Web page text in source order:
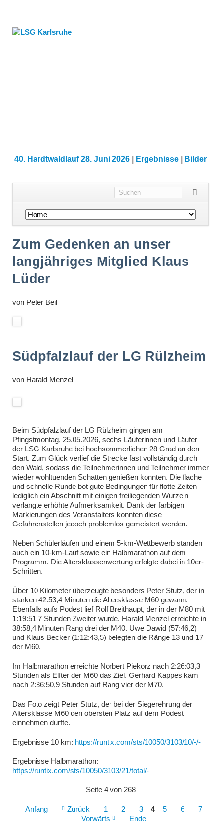
40. Hardtwaldlauf 28. Juni 2026 Ergebnisse Bilder
Navigation
Zum Gedenken an unser
langjähriges Mitglied Klaus
Lüder
von Peter Beil
Südpfalzlauf der LG Rülzheim
von Harald Menzel
Beim Südpfalzlauf der LG Rülzheim gingen am
Pfingstmontag, 25.05.2026, sechs Läuferinnen und Läufer
der LSG Karlsruhe bei hochsommerlichen 28 Grad an den
Start. Zum Glück verlief die Strecke fast vollständig durch
den Wald, sodass die Teilnehmerinnen und Teilnehmer immer
wieder wohltuenden Schatten genießen konnten. Die flache
und schnelle Runde bot gute Bedingungen für flotte Zeiten –
lediglich ein Abschnitt mit einigen freiliegenden Wurzeln
verlangte erhöhte Aufmerksamkeit. Dank der farbigen
Markierungen des Veranstalters konnten diese
Gefahrenstellen jedoch problemlos gemeistert werden.
Neben Schülerläufen und einem 5-km-Wettbewerb standen
auch ein 10-km-Lauf sowie ein Halbmarathon auf dem
Programm. Die Altersklassenwertung erfolgte dabei in 10er-
Schritten.
Über 10 Kilometer überzeugte besonders Peter Stutz, der in
starken 42:53,4 Minuten die Altersklasse M60 gewann.
Ebenfalls aufs Podest lief Rolf Breithaupt, der in der M80 mit
1:19:51,7 Stunden Zweiter wurde. Harald Menzel erreichte in
38:58,4 Minuten Rang drei der M40. Uwe Dawid (57:46,2)
und Klaus Becker (1:12:43,5) belegten die Ränge 13 und 17
der M60.
Im Halbmarathon erreichte Norbert Piekorz nach 2:26:03,3
Stunden als Elfter der M60 das Ziel. Gerhard Kappes kam
nach 2:36:50,9 Stunden auf Rang vier der M70.
Das Foto zeigt Peter Stutz, der bei der Siegerehrung der
Altersklasse M60 den obersten Platz auf dem Podest
einnehmen durfte.
Ergebnisse 10 km: https://runtix.com/sts/10050/3103/10/-/-
Ergebnisse Halbmarathon:
https://runtix.com/sts/10050/3103/21/total/-
Seite 4 von 268
Anfang Zurück 1 2 3 4 5 6
7
Vorwärts
Ende